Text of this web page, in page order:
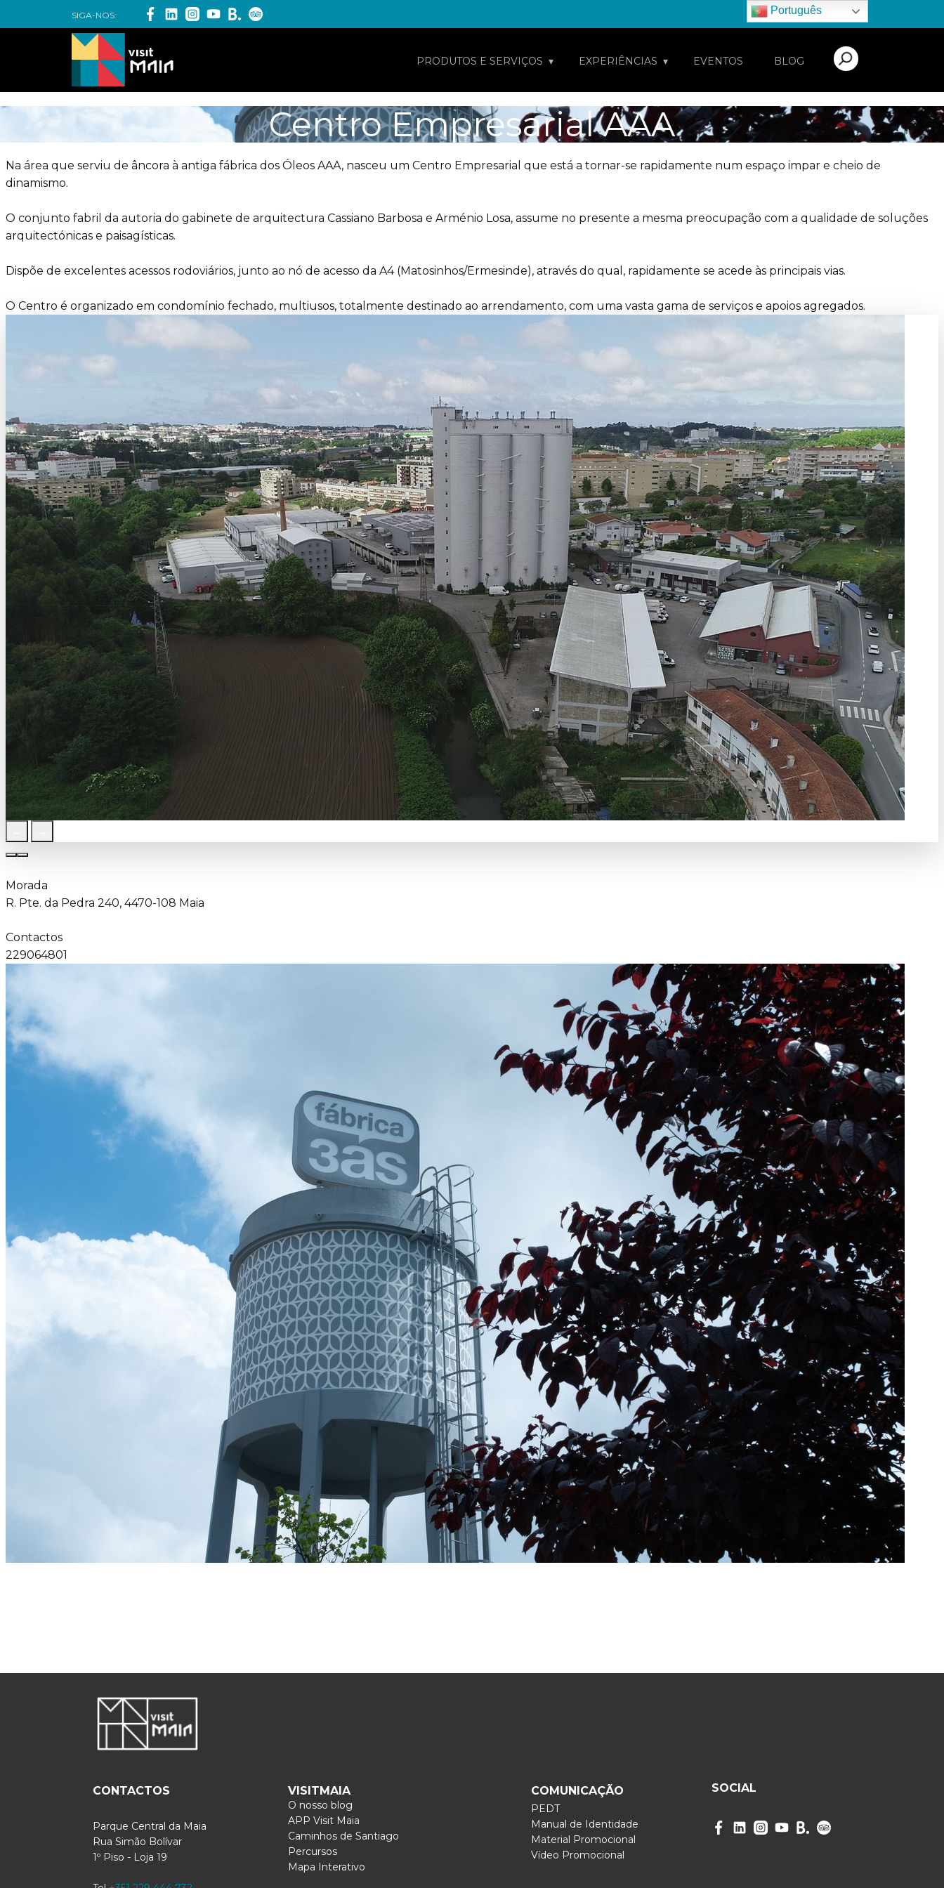
SIGA-NOS: Português
PRODUTOS E SERVIÇOS EXPERIÊNCIAS EVENTOS BLOG
Centro Empresarial AAA
Na área que serviu de âncora à antiga fábrica dos Óleos AAA, nasceu um Centro Empresarial que está a tornar-se rapidamente num espaço impar e cheio de
dinamismo.
O conjunto fabril da autoria do gabinete de arquitectura Cassiano Barbosa e Arménio Losa, assume no presente a mesma preocupação com a qualidade de soluções
arquitectónicas e paisagísticas.
Dispõe de excelentes acessos rodoviários, junto ao nó de acesso da A4 (Matosinhos/Ermesinde), através do qual, rapidamente se acede às principais vias.
O Centro é organizado em condomínio fechado, multiusos, totalmente destinado ao arrendamento, com uma vasta gama de serviços e apoios agregados.
Morada
R. Pte. da Pedra 240, 4470-108 Maia
Contactos
229064801
CONTACTOS
Parque Central da Maia
Rua Simão Bolívar
1º Piso - Loja 19
VISITMAIA
O nosso blog
APP Visit Maia
Caminhos de Santiago
Percursos
Mapa Interativo
COMUNICAÇÃO
PEDT
Manual de Identidade
Material Promocional
Vídeo Promocional
SOCIAL